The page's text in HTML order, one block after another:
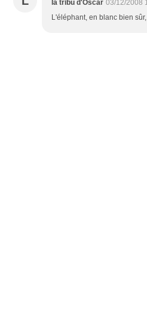
la tribu d'Oscar 03/12/2008
L'éléphant, en blanc bien